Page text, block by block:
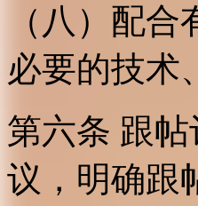
（八）配
必要的技术
第六条 跟
议，明确跟